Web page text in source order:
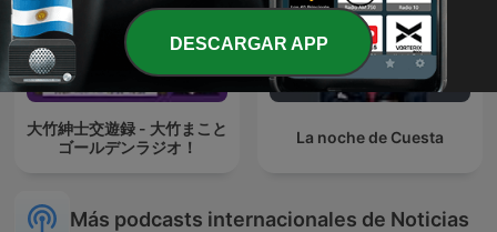
大竹紳士交遊録 - 大竹まこと
ゴールデンラジオ！
La noche de Cuesta
Más podcasts internacionales de Noticias
DESCARGAR APP